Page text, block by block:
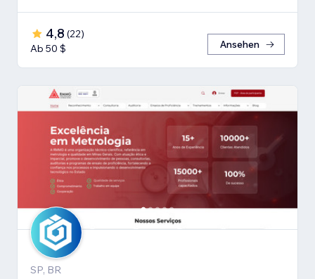
4,8 (22)
Ab 50 $
Ansehen
SP, BR